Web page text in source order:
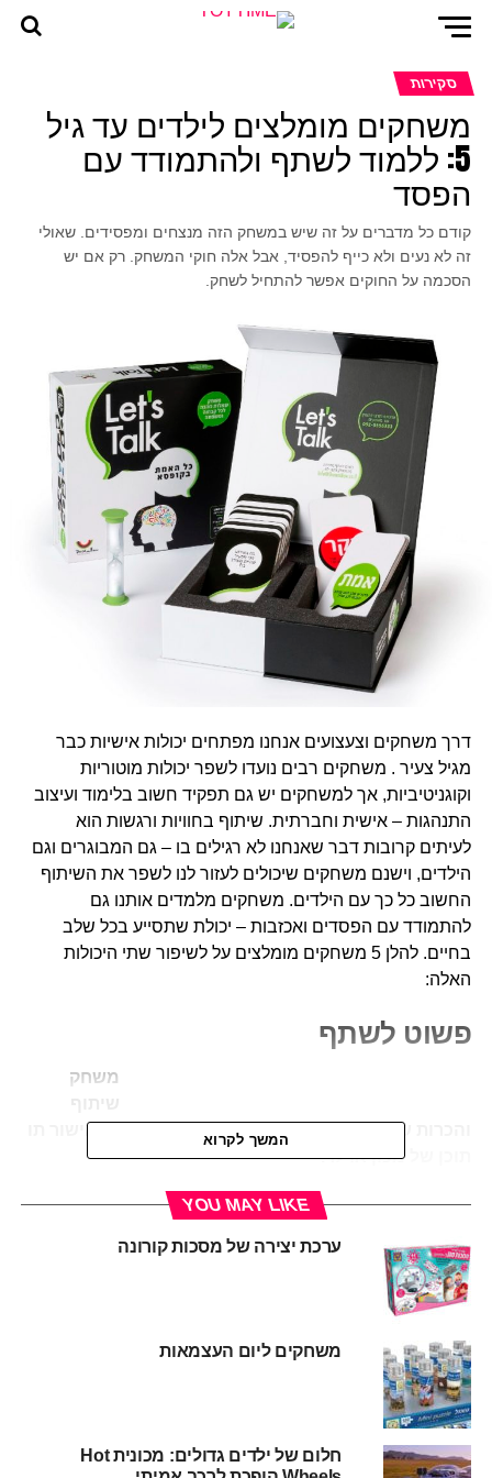
סקירות
משחקים מומלצים לילדים עד גיל
5: ללמוד לשתף ולהתמודד עם
הפסד
קודם כל מדברים על זה שיש במשחק הזה מנצחים ומפסידים. שאולי
זה לא נעים ולא כייף להפסיד, אבל אלה חוקי המשחק. רק אם יש
הסכמה על החוקים אפשר להתחיל לשחק.
דרך משחקים וצעצועים אנחנו מפתחים יכולות אישיות כבר
מגיל צעיר . משחקים רבים נועדו לשפר יכולות מוטוריות
וקוגניטיביות, אך למשחקים יש גם תפקיד חשוב בלימוד ועיצוב
התנהגות – אישית וחברתית. שיתוף בחוויות ורגשות הוא
לעיתים קרובות דבר שאנחנו לא רגילים בו – גם המבוגרים וגם
הילדים, וישנם משחקים שיכולים לעזור לנו לשפר את השיתוף
החשוב כל כך עם הילדים. משחקים מלמדים אותנו גם
להתמודד עם הפסדים ואכזבות – יכולת שתסייע בכל שלב
בחיים. להלן 5 משחקים מומלצים על לשיפור שתי היכולות
האלה:
פשוט לשתף
משחק
והכרות שפותח על ידי ליאת זיתוני ורונית חלפון. באישור תו
תוכן של מכון אדלר.
זהו משחק חוויתי שמזמין את ההורים לפתח ערוץ תקשורת עם
המשחק מתנהל על לוח משחק, אפשר לשחק ליד השולחן או על
המיוחד במשחק הוא שאין בו מנצחים או מפסידים, אין מטרה
להגיע ראשון לקו הסיום- מתקדמים לפי המספרים שמראה
הקובייה. מתי מסתיים המשחק? ממשיכים לשחק עד
שמחליטים שמספיק, אפשר להחליט שמשחקים לפי זמן או עד
המשך לקרוא
YOU MAY LIKE
ערכת יצירה של מסכות קורונה
משחקים ליום העצמאות
חלום של ילדים גדולים: מכונית Hot